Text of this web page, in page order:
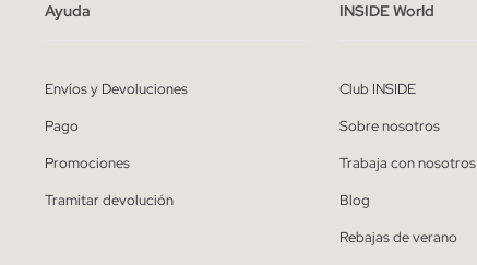
* Puedes cancelar la suscripción en cualquier momento.
Ayuda
Envíos y Devoluciones
Pago
Promociones
Tramitar devolución
INSIDE World
Club INSIDE
Sobre nosotros
Trabaja con nosotros
Blog
Rebajas de verano